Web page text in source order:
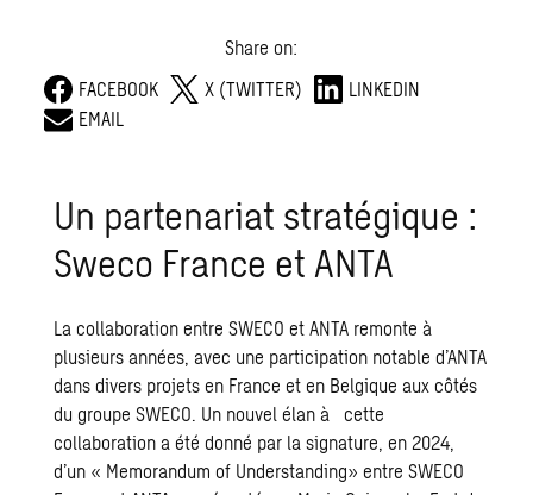
Share on:
FACEBOOK
X (TWITTER)
LINKEDIN
EMAIL
Un partenariat stratégique :
Sweco France et ANTA
La collaboration entre SWECO et ANTA remonte à
plusieurs années, avec une participation notable d’ANTA
dans divers projets en France et en Belgique aux côtés
du groupe SWECO. Un nouvel élan à cette
collaboration a été donné par la signature, en 2024,
d’un « Memorandum of Understanding» entre SWECO